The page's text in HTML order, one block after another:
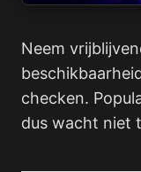
Neem
checken.
dus wacht niet